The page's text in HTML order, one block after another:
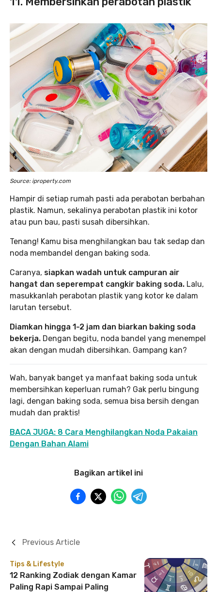
Source: iproperty.com
Hampir di setiap rumah pasti ada perabotan berbahan
plastik. Namun, sekalinya perabotan plastik ini kotor
atau pun bau, pasti susah dibersihkan.
Tenang! Kamu bisa menghilangkan bau tak sedap dan
noda membandel dengan baking soda.
Caranya, siapkan wadah untuk campuran air
hangat dan seperempat cangkir baking soda. Lalu,
masukkanlah perabotan plastik yang kotor ke dalam
larutan tersebut.
Diamkan hingga 1-2 jam dan biarkan baking soda
bekerja. Dengan begitu, noda bandel yang menempel
akan dengan mudah dibersihkan. Gampang kan?
Wah, banyak banget ya manfaat baking soda untuk
membersihkan keperluan rumah? Gak perlu bingung
lagi, dengan baking soda, semua bisa bersih dengan
mudah dan praktis!
BACA JUGA: 8 Cara Menghilangkan Noda Pakaian
Dengan Bahan Alami
Bagikan artikel ini
Tips & Lifestyle
12 Ranking Zodiak dengan Kamar
Paling Rapi Sampai Paling
Previous Article